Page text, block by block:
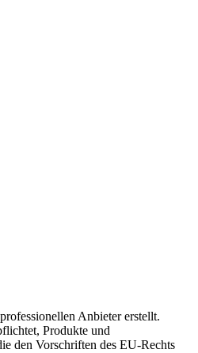
Anbieter erstellt.
Produkte und
den Vorschriften des EU-Rechts